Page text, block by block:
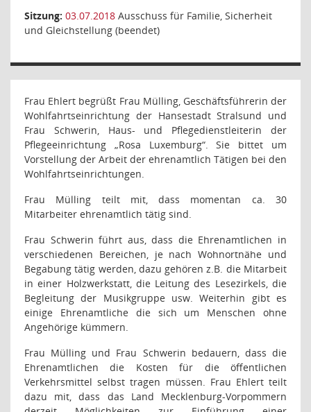
Sitzung: 03.07.2018 Ausschuss für Familie, Sicherheit
und Gleichstellung (beendet)
Frau Ehlert begrüßt Frau Mülling, Geschäftsführerin der
Wohlfahrtseinrichtung der Hansestadt Stralsund und
Frau Schwerin, Haus- und Pflegedienstleiterin der
Pflegeeinrichtung „Rosa Luxemburg“. Sie bittet um
Vorstellung der Arbeit der ehrenamtlich Tätigen bei den
Wohlfahrtseinrichtungen.
Frau Mülling teilt mit, dass momentan ca. 30
Mitarbeiter ehrenamtlich tätig sind.
Frau Schwerin führt aus, dass die Ehrenamtlichen in
verschiedenen Bereichen, je nach Wohnortnähe und
Begabung tätig werden, dazu gehören z.B. die Mitarbeit
in einer Holzwerkstatt, die Leitung des Lesezirkels, die
Begleitung der Musikgruppe usw. Weiterhin gibt es
einige Ehrenamtliche die sich um Menschen ohne
Angehörige kümmern.
Frau Mülling und Frau Schwerin bedauern, dass die
Ehrenamtlichen die Kosten für die öffentlichen
Verkehrsmittel selbst tragen müssen. Frau Ehlert teilt
dazu mit, dass das Land Mecklenburg-Vorpommern